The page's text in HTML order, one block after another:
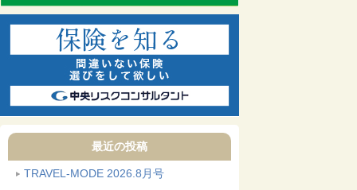
最近の投稿
TRAVEL-MODE 2026.8月号